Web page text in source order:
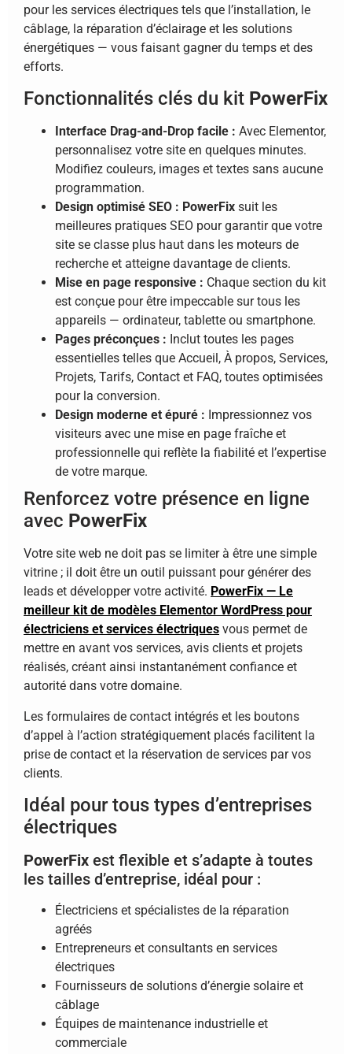
pour les services électriques tels que l’installation, le
câblage, la réparation d’éclairage et les solutions
énergétiques — vous faisant gagner du temps et des
efforts.
Fonctionnalités clés du kit PowerFix
Interface Drag-and-Drop facile : Avec Elementor,
personnalisez votre site en quelques minutes.
Modifiez couleurs, images et textes sans aucune
programmation.
Design optimisé SEO : PowerFix suit les
meilleures pratiques SEO pour garantir que votre
site se classe plus haut dans les moteurs de
recherche et atteigne davantage de clients.
Mise en page responsive : Chaque section du kit
est conçue pour être impeccable sur tous les
appareils — ordinateur, tablette ou smartphone.
Pages préconçues : Inclut toutes les pages
essentielles telles que Accueil, À propos, Services,
Projets, Tarifs, Contact et FAQ, toutes optimisées
pour la conversion.
Design moderne et épuré : Impressionnez vos
visiteurs avec une mise en page fraîche et
professionnelle qui reflète la fiabilité et l’expertise
de votre marque.
Renforcez votre présence en ligne
avec PowerFix
Votre site web ne doit pas se limiter à être une simple
vitrine ; il doit être un outil puissant pour générer des
leads et développer votre activité. PowerFix — Le
meilleur kit de modèles Elementor WordPress pour
électriciens et services électriques vous permet de
mettre en avant vos services, avis clients et projets
réalisés, créant ainsi instantanément confiance et
autorité dans votre domaine.
Les formulaires de contact intégrés et les boutons
d’appel à l’action stratégiquement placés facilitent la
prise de contact et la réservation de services par vos
clients.
Idéal pour tous types d’entreprises
électriques
PowerFix est flexible et s’adapte à toutes
les tailles d’entreprise, idéal pour :
Électriciens et spécialistes de la réparation
agréés
Entrepreneurs et consultants en services
électriques
Fournisseurs de solutions d’énergie solaire et
câblage
Équipes de maintenance industrielle et
commerciale